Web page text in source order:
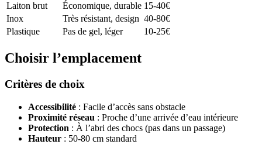
Laiton brut
Économique, durable 15-40€
Inox
Très résistant, design 40-80€
Plastique
Pas de gel, léger 10-25€
Choisir l’emplacement
Critères de choix
Accessibilité : Facile d’accès sans obstacle
Proximité réseau : Proche d’une arrivée d’eau intérieure
Protection : À l’abri des chocs (pas dans un passage)
Hauteur : 50-80 cm standard